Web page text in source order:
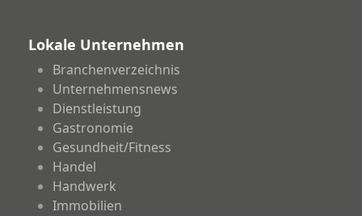
Lokale Unternehmen
Branchenverzeichnis
Unternehmensnews
Dienstleistung
Gastronomie
Gesundheit/Fitness
Handel
Handwerk
Immobilien